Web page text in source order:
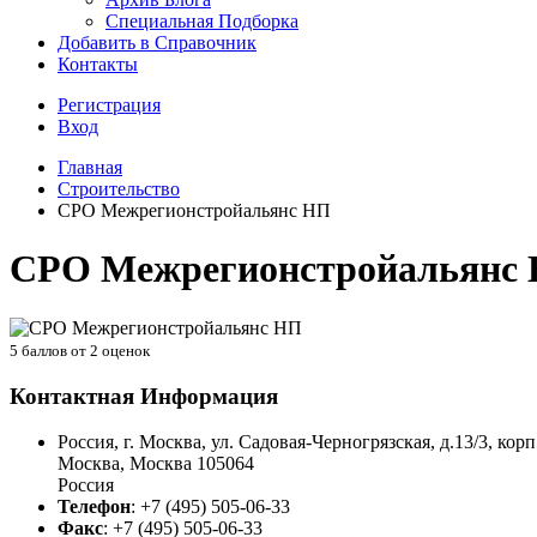
Специальная Подборка
Добавить в Справочник
Контакты
Регистрация
Вход
Главная
Строительство
СРО Межрегионстройальянс НП
СРО
5 баллов от 2 оценок
Контактная Информация
Россия, г. Москва, ул. Садовая-Черногрязская, д.13/3,
Москва, Москва 105064
Россия
Телефон: +7 (495) 505-06-33
Факс: +7 (495) 505-06-33